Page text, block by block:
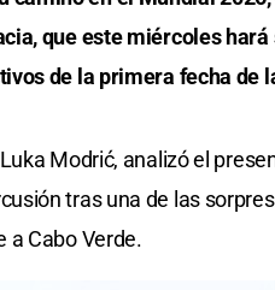
que este miércoles
de la primera fecha de
Modrić, analizó el
tras una de las
a Cabo Verde.